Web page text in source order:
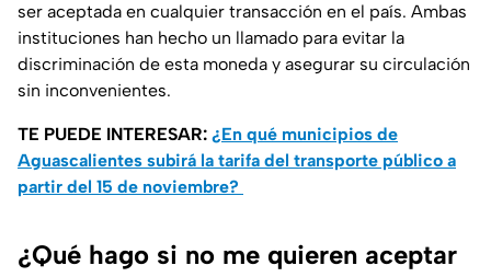
ser aceptada en cualquier transacción en el país. Ambas
instituciones han hecho un llamado para evitar la
discriminación de esta moneda y asegurar su circulación
sin inconvenientes.
TE PUEDE INTERESAR: ¿En qué municipios de
Aguascalientes subirá la tarifa del transporte público a
partir del 15 de noviembre?
¿Qué hago si no me quieren aceptar